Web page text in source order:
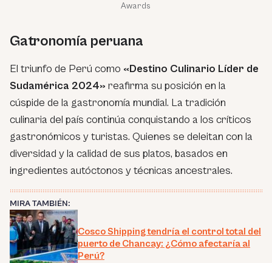
Awards
Gatronomía peruana
El triunfo de Perú como «Destino Culinario Líder de
Sudamérica 2024» reafirma su posición en la
cúspide de la gastronomía mundial. La tradición
culinaria del país continúa conquistando a los críticos
gastronómicos y turistas. Quienes se deleitan con la
diversidad y la calidad de sus platos, basados en
ingredientes autóctonos y técnicas ancestrales.
MIRA TAMBIÉN:
Cosco Shipping tendría el control total del
puerto de Chancay: ¿Cómo afectaría al
Perú?